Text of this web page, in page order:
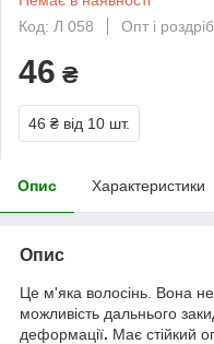
Код: Л 058
Опт і роздріб
46 ₴
46 ₴ від 10 шт.
Опис Характеристики
Опис
Це м'яка волосінь. Вона
можливість дальнього
деформації. Має стійкий